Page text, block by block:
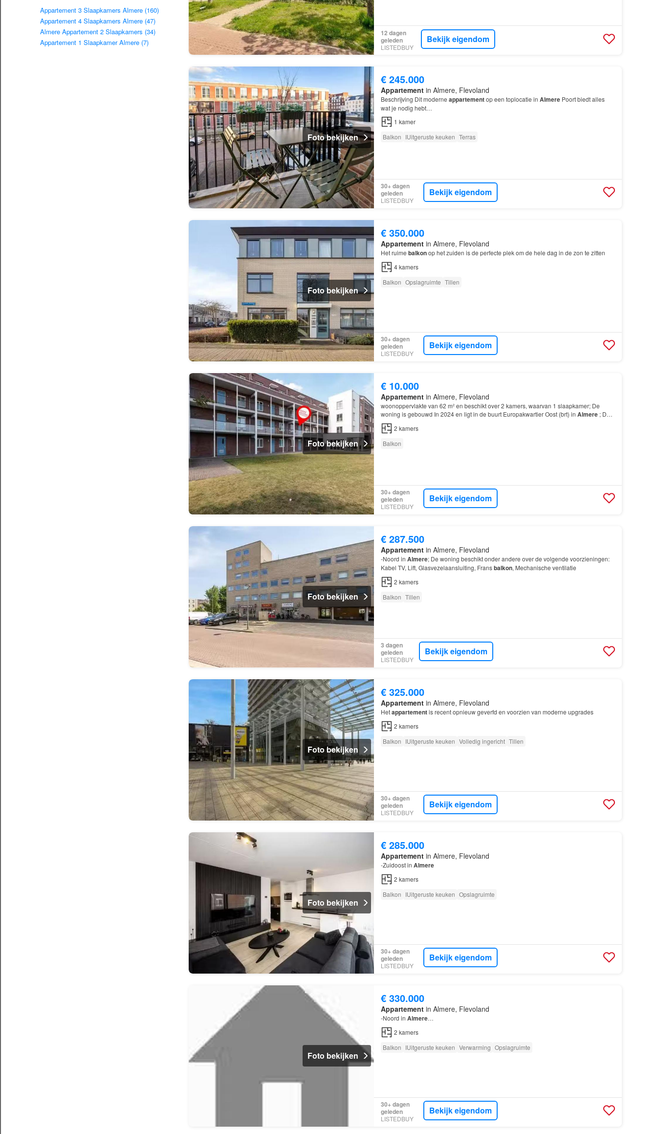
Appartement 3 Slaapkamers Almere (160)
Appartement 4 Slaapkamers Almere (47)
Almere Appartement 2 Slaapkamers (34)
Appartement 1 Slaapkamer Almere (7)
12 dagen
geleden
LISTEDBUY
Bekijk eigendom
Foto bekijken
€ 245.000
Appartementin Almere, Flevoland
Beschrijving Dit moderne appartementop een toplocatie in AlmerePoort biedt alles
wat je nodig hebt…
1 kamer
Balkon IUitgeruste keuken Terras
30+ dagen
geleden
LISTEDBUY
Bekijk eigendom
Foto bekijken
€ 350.000
Appartementin Almere, Flevoland
Het ruime balkonop het zuiden is de perfecte plek om de hele dag in de zon te zitten
4kamers
Balkon Opslagruimte Tillen
30+ dagen
geleden
LISTEDBUY
Bekijk eigendom
Foto bekijken
€ 10.000
Appartementin Almere, Flevoland
woonoppervlakte van 62 m² en beschikt over 2 kamers, waarvan 1 slaapkamer; De
woning is gebouwd In 2024 en ligt in de buurt Europakwartier Oost (brt) in Almere; De
woning beschikt onder andere over de volgende voorzieningen:…
2 kamers
Balkon
30+ dagen
geleden
LISTEDBUY
Bekijk eigendom
Foto bekijken
€ 287.500
Appartementin Almere, Flevoland
-Noord in Almere; De woning beschikt onder andere over de volgende voorzieningen:
Kabel TV, Lift, Glasvezelaansluiting, Fransbalkon, Mechanische ventilatie
2 kamers
Balkon Tillen
3 dagen
geleden
LISTEDBUY
Bekijk eigendom
Foto bekijken
€ 325.000
Appartementin Almere, Flevoland
Hetappartementis recent opnieuw geverfd en voorzien van moderne upgrades
2 kamers
Balkon IUitgeruste keuken Volledig ingericht Tillen
30+ dagen
geleden
LISTEDBUY
Bekijk eigendom
Foto bekijken
€ 285.000
Appartementin Almere, Flevoland
-Zuidoost in Almere
2 kamers
Balkon IUitgeruste keuken Opslagruimte
30+ dagen
geleden
LISTEDBUY
Bekijk eigendom
Foto bekijken
€ 330.000
Appartementin Almere, Flevoland
-Noord in Almere…
2 kamers
Balkon IUitgeruste keuken Verwarming Opslagruimte
30+ dagen
geleden
LISTEDBUY
Bekijk eigendom